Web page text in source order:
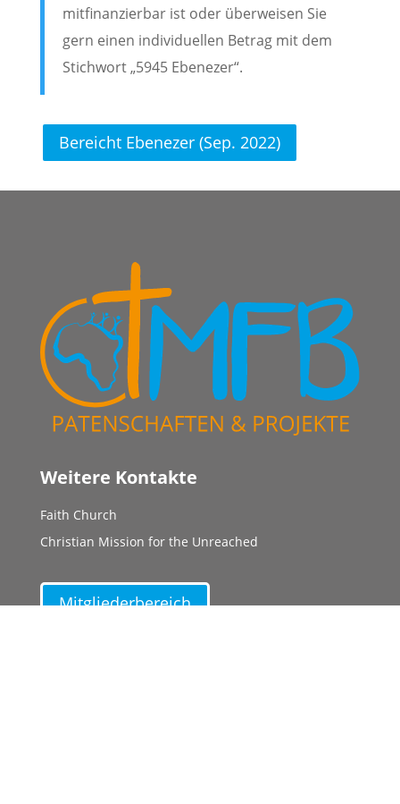
mitfinanzierbar ist oder überweisen Sie
gern einen individuellen Betrag mit dem
Stichwort „5945 Ebenezer“.
Bereicht Ebenezer (Sep. 2022)
Weitere Kontakte
Faith Church
Christian Mission for the Unreached
Mitgliederbereich